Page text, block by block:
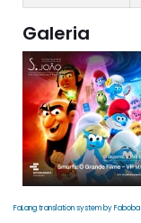
Galeria
FaLang translation system by Faboba